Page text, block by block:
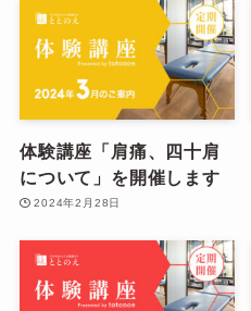
体験講座「肩痛、四十肩
について」を開催します
2024年2月28日